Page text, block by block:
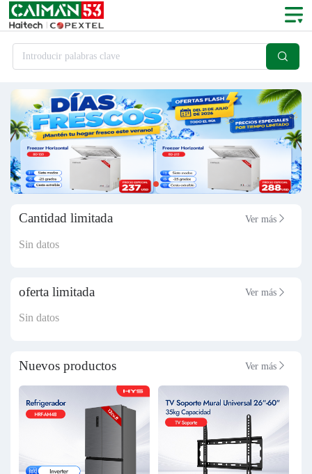
Introducir palabras clave 
Cantidad limitada Ver más 
Sin datos
oferta limitada Ver más 
Sin datos
Nuevos productos Ver más 